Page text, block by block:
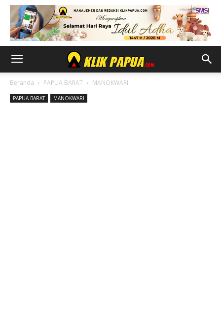
Beranda PAPUA BARAT MANOKWARI
PAPUA BARAT MANOKWARI